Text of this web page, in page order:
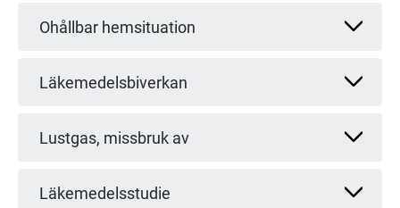
Ohållbar hemsituation
Läkemedelsbiverkan
Lustgas, missbruk av
Läkemedelsstudie